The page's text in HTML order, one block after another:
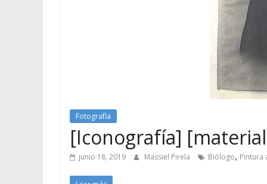
Fotografía
[Iconografía]
junio 18, 2019 Massiel Pirela Biólogo, Pintura